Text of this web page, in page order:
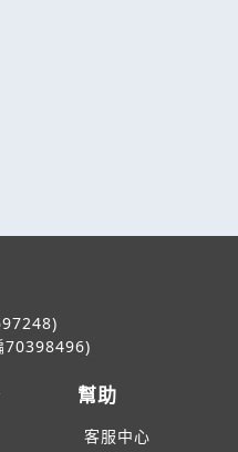
70398496)
幫助
客服中心